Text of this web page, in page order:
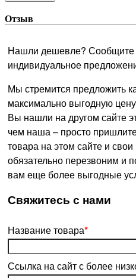
Отзыв
Нашли дешевле? Сообщите
индивидуальное
Мы стремится предложить
максимально выгодную
Вы нашли на другом сайте
чем наша – просто
товара на этом сайте и
обязательно перезвоним и
вам еще более выгодные
­Свяжитесь с нами
Название товара*
Ссылка на сайт с более